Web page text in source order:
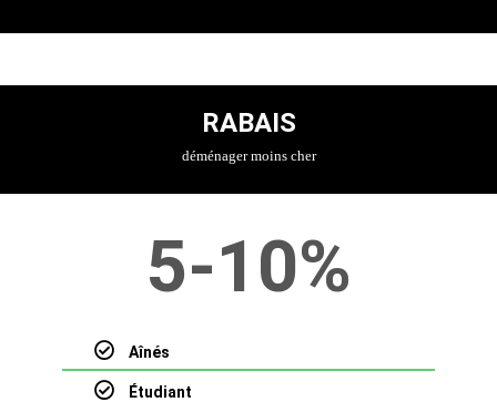
RABAIS
déménager moins cher
5-10%
Aînés
Étudiant